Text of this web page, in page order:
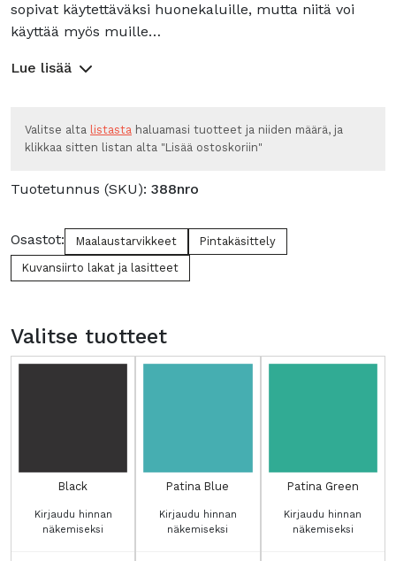
sopivat käytettäväksi huonekaluille, mutta niitä voi
käyttää myös muille…
Lue lisää
Valitse alta listasta haluamasi tuotteet ja niiden määrä, ja
klikkaa sitten listan alta "Lisää ostoskoriin"
Tuotetunnus (SKU): 388nro
Osastot: Maalaustarvikkeet
Pintakäsittely
Kuvansiirto lakat ja lasitteet
Valitse tuotteet
Black
Kirjaudu hinnan
näkemiseksi
Patina Blue
Kirjaudu hinnan
näkemiseksi
Patina Green
Kirjaudu hinnan
näkemiseksi